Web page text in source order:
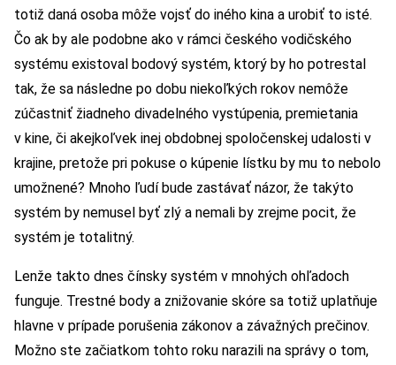
totiž daná osoba môže vojsť do iného kina a urobiť to isté.
Čo ak by ale podobne ako v rámci českého vodičského
systému existoval bodový systém, ktorý by ho potrestal
tak, že sa následne po dobu niekoľkých rokov nemôže
zúčastniť žiadneho divadelného vystúpenia, premietania
v kine, či akejkoľvek inej obdobnej spoločenskej udalosti v
krajine, pretože pri pokuse o kúpenie lístku by mu to nebolo
umožnené? Mnoho ľudí bude zastávať názor, že takýto
systém by nemusel byť zlý a nemali by zrejme pocit, že
systém je totalitný.
Lenže takto dnes čínsky systém v mnohých ohľadoch
funguje. Trestné body a znižovanie skóre sa totiž uplatňuje
hlavne v prípade porušenia zákonov a závažných prečinov.
Možno ste začiatkom tohto roku narazili na správy o tom,